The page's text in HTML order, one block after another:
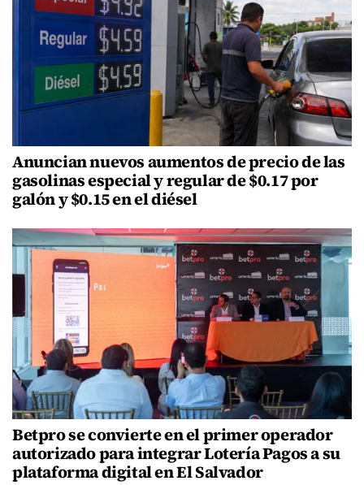
Anuncian nuevos aumentos de precio de las
gasolinas especial y regular de $0.17 por
galón y $0.15 en el diésel
Betpro se convierte en el primer operador
autorizado para integrar Lotería Pagos a su
plataforma digital en El Salvador